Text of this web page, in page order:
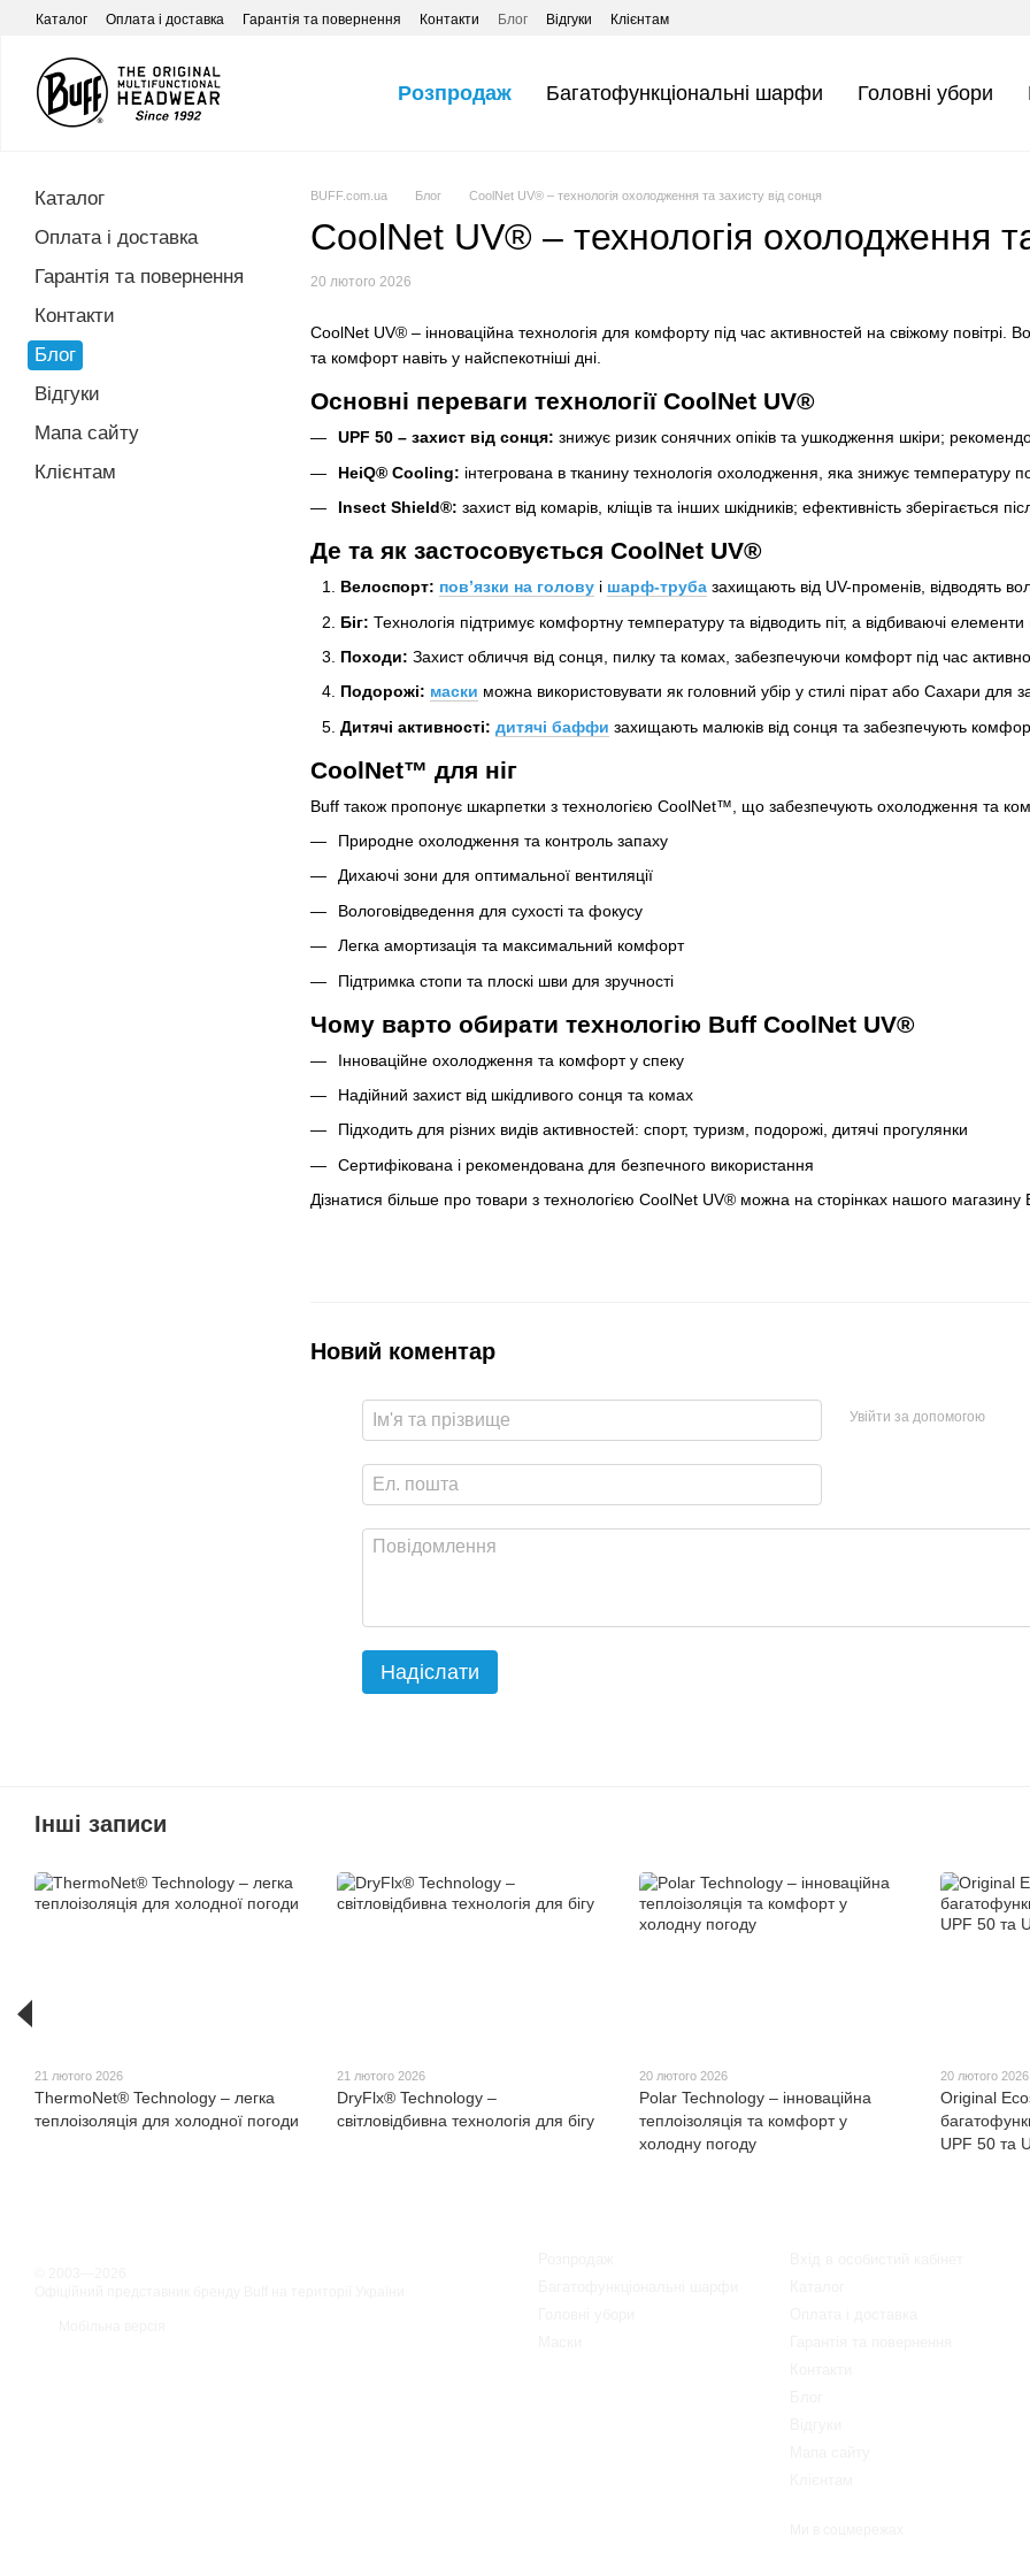
Перейти до основного контенту
Каталог Оплата і доставка Гарантія та повернення Контакти Блог Відгуки Клієнтам
Розпродаж Багатофункціональні шарфи Головні убори
BUFF.com.ua Блог CoolNet UV® – технологія охолодження та захисту від сонця
CoolNet UV® – технологія охолодження
20 лютого 2026
CoolNet UV® – інноваційна технологія для комфорту під час активностей на свіжому повітрі.
та комфорт навіть у найспекотніші дні.
Основні переваги технології CoolNet UV®
UPF 50 – захист від сонця: знижує ризик сонячних опіків та ушкодження шкіри;
HeiQ® Cooling: інтегрована в тканину технологія охолодження, яка знижує температуру
Insect Shield®: захист від комарів, кліщів та інших шкідників; ефективність зберігається
Де та як застосовується CoolNet UV®
Велоспорт: пов’язки на голову і шарф-труба захищають від UV-променів, відводять
Біг: Технологія підтримує комфортну температуру та відводить піт, а відбиваючі
Походи: Захист обличчя від сонця, пилку та комах, забезпечуючи комфорт під час
Подорожі: маски можна використовувати як головний убір у стилі пірат або Сахари для
Дитячі активності: дитячі баффи захищають малюків від сонця та забезпечують
CoolNet™ для ніг
Buff також пропонує шкарпетки з технологією CoolNet™, що забезпечують охолодження та
Природне охолодження та контроль запаху
Дихаючі зони для оптимальної вентиляції
Вологовідведення для сухості та фокусу
Легка амортизація та максимальний комфорт
Підтримка стопи та плоскі шви для зручності
Чому варто обирати технологію Buff CoolNet UV®
Інноваційне охолодження та комфорт у спеку
Надійний захист від шкідливого сонця та комах
Підходить для різних видів активностей: спорт, туризм, подорожі, дитячі прогулянки
Сертифікована і рекомендована для безпечного використання
Дізнатися більше про товари з технологією CoolNet UV® можна на сторінках нашого магазину
Новий коментар
Увійти за допомогою
Надіслати
Каталог
Оплата і доставка
Гарантія та повернення
Контакти
Блог
Відгуки
Мапа сайту
Клієнтам
Інші записи
21 лютого 2026
ThermoNet® Technology – легка
теплоізоляція для холодної погоди
21 лютого 2026
DryFlx® Technology –
світловідбивна технологія для бігу
20 лютого 2026
Polar Technology – інноваційна
теплоізоляція та комфорт у
холодну погоду
20 лютого 2026
Original
UPF 50 та